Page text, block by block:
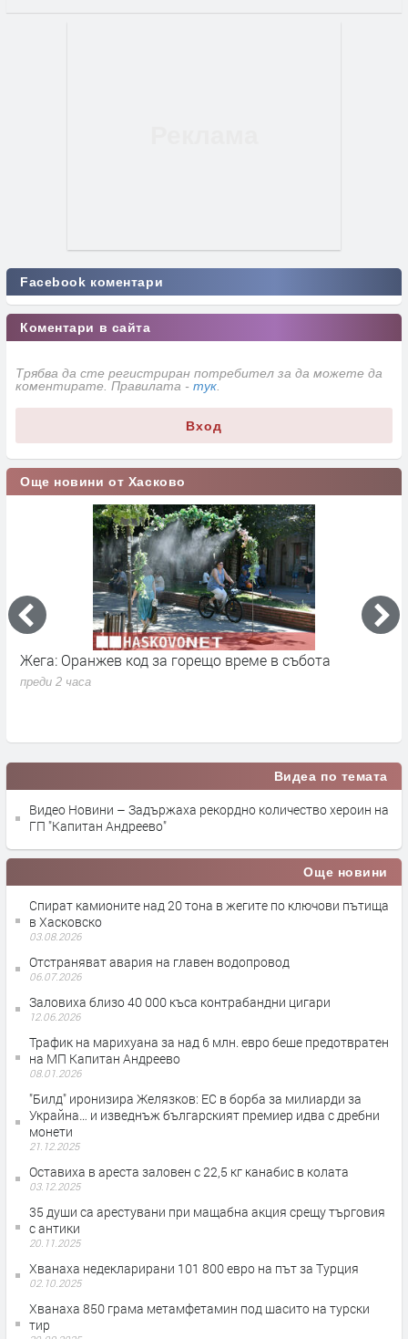
Facebook коментари
Коментари в сайта
Трябва да сте регистриран потребител за да можете да
коментирате. Правилата - тук
Вход
Още новини от Хасково
Жега: Оранжев код за горещо време в събота
преди 2 часа
Видеа по темата
Видео Новини – Задържаха рекордно количество хероин на
ГП "Капитан Андреево"
Още новини
Спират камионите над 20 тона в жегите по ключови пътища
в Хасковско
03.08.2026
Отстраняват авария на главен водопровод
06.07.2026
Заловиха близо 40 000 къса контрабандни цигари
12.06.2026
Трафик на марихуана за над 6 млн. евро беше предотвратен
на МП Капитан Андреево
08.01.2026
"Билд" иронизира Желязков: ЕС в борба за милиарди за
Украйна… и изведнъж българският премиер идва с дребни
монети
21.12.2025
Оставиха в ареста заловен с 22,5 кг канабис в колата
03.12.2025
35 души са арестувани при мащабна акция срещу търговия
с антики
20.11.2025
Хванаха недекларирани 101 800 евро на път за Турция
02.10.2025
Хванаха 850 грама метамфетамин под шасито на турски
тир